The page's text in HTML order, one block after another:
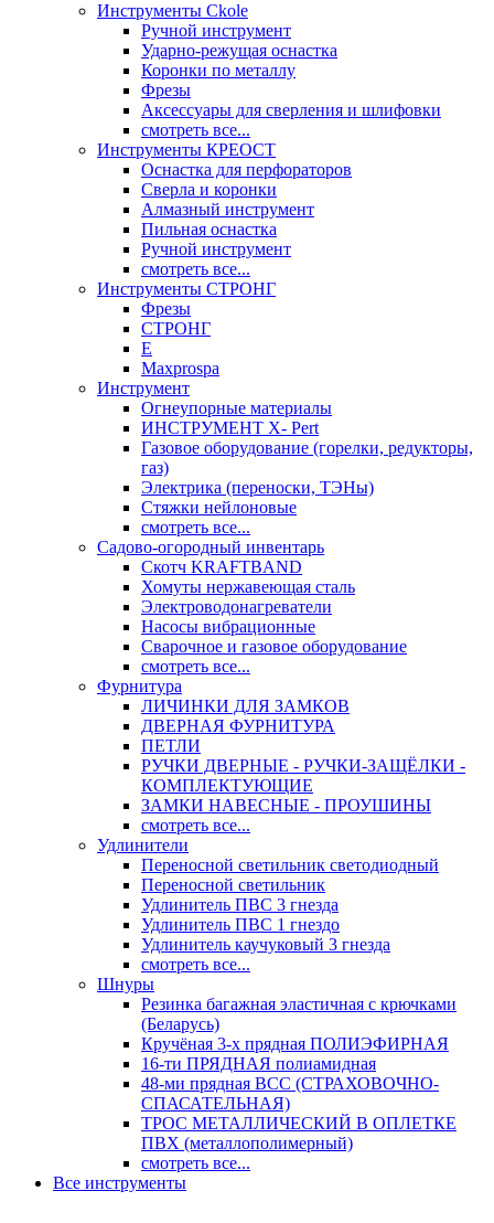
Инструменты Ckole
Ручной инструмент
Ударно‑режущая оснастка
Коронки по металлу
Фрезы
Аксессуары для сверления и шлифовки
смотреть все...
Инструменты КРЕОСТ
Оснастка для перфораторов
Сверла и коронки
Алмазный инструмент
Пильная оснастка
Ручной инструмент
смотреть все...
Инструменты СТРОНГ
Фрезы
СТРОНГ
Е
Maxprospa
Инструмент
Огнеупорные материалы
ИНСТРУМЕНТ X- Pert
Газовое оборудование (горелки, редукторы,
газ)
Электрика (переноски, ТЭНы)
Стяжки нейлоновые
смотреть все...
Садово-огородный инвентарь
Скотч KRAFTBAND
Хомуты нержавеющая сталь
Электроводонагреватели
Насосы вибрационные
Сварочное и газовое оборудование
смотреть все...
Фурнитура
ЛИЧИНКИ ДЛЯ ЗАМКОВ
ДВЕРНАЯ ФУРНИТУРА
ПЕТЛИ
РУЧКИ ДВЕРНЫЕ - РУЧКИ-ЗАЩЁЛКИ -
КОМПЛЕКТУЮЩИЕ
ЗАМКИ НАВЕСНЫЕ - ПРОУШИНЫ
смотреть все...
Удлинители
Переносной светильник светодиодный
Переносной светильник
Удлинитель ПВС 3 гнезда
Удлинитель ПВС 1 гнездо
Удлинитель каучуковый 3 гнезда
смотреть все...
Шнуры
Резинка багажная эластичная с крючками
(Беларусь)
Кручёная 3-х прядная ПОЛИЭФИРНАЯ
16-ти ПРЯДНАЯ полиамидная
48-ми прядная ВСС (СТРАХОВОЧНО-
СПАСАТЕЛЬНАЯ)
ТРОС МЕТАЛЛИЧЕСКИЙ В ОПЛЕТКЕ
ПВХ (металлополимерный)
смотреть все...
Все инструменты